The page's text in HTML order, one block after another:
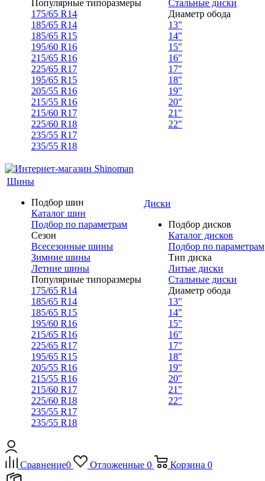
Популярные типоразмеры
175/65 R14
185/65 R14
185/65 R15
195/60 R16
215/65 R16
225/65 R17
195/65 R15
205/55 R16
215/55 R16
215/60 R17
225/60 R18
235/55 R17
235/55 R18
Стальные диски
Диаметр обода
13"
14"
15"
16"
17"
18"
19"
20"
21"
22"
Шины
Подбор шин
Каталог шин
Подбор по параметрам
Сезон
Всесезонные шины
Зимние шины
Летние шины
Популярные типоразмеры
175/65 R14
185/65 R14
185/65 R15
195/60 R16
215/65 R16
225/65 R17
195/65 R15
205/55 R16
215/55 R16
215/60 R17
225/60 R18
235/55 R17
235/55 R18
Диски
Подбор дисков
Каталог дисков
Подбор по параметрам
Тип диска
Литые диски
Стальные диски
Диаметр обода
13"
14"
15"
16"
17"
18"
19"
20"
21"
22"
Сравнение0 Отложенные 0 Корзина 0